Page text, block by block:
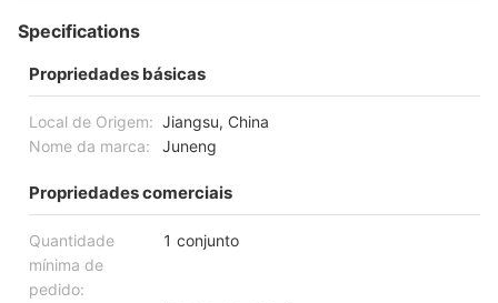
Specifications
Propriedades básicas
Local de Origem: Jiangsu, China
Nome da marca:
Juneng
Propriedades comerciais
Quantidade
mínima de
pedido:
1 conjunto